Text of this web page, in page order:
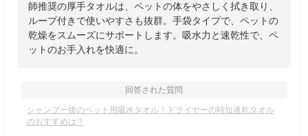
師推奨の厚手タオルは、ペットの体をやさしく拭き取り、
ループ付きで使いやすさも抜群。手袋タイプで、ペットの
乾燥をスムーズにサポートします。吸水力と速乾性で、ペ
ットのお手入れを快適に。
回答された質問
シャンプー後のペット用吸水タオル！ドライヤーの時短速乾タオル
のおすすめは？